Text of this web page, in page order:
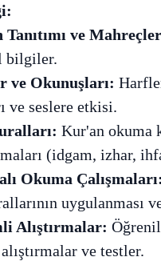
ve
bilgiler.
ve Okunuşları:
ve seslere etkisi.
Kur'an okuma
(idgam, izhar,
Okuma Çalışmaları:
uygulanması
Alıştırmalar:
ve testler.